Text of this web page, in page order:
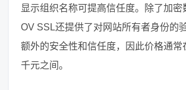
显示组织名称可提高信任度。除了加密
OV SSL还提供了对网站所有者身份的
额外的安全性和信任度，因此价格通常
千元之间。